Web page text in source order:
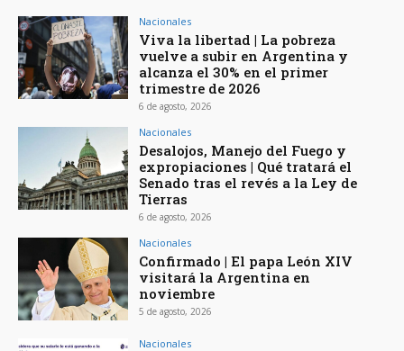
Nacionales
Viva la libertad | La pobreza
vuelve a subir en Argentina y
alcanza el 30% en el primer
trimestre de 2026
6 de agosto, 2026
Nacionales
Desalojos, Manejo del Fuego y
expropiaciones | Qué tratará el
Senado tras el revés a la Ley de
Tierras
6 de agosto, 2026
Nacionales
Confirmado | El papa León XIV
visitará la Argentina en
noviembre
5 de agosto, 2026
Nacionales